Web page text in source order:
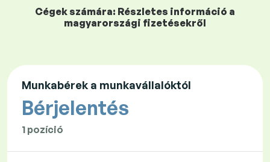
Cégek számára: Részletes információ a
magyarországi fizetésekről
Munkabérek a munkavállalóktól
Bérjelentés
1 pozíció